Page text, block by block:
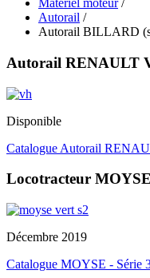
Matériel moteur/
Autorail /
Autorail BILLARD
Autorail RENAULT
Disponible
Catalogue Autorail
Locotracteur MOYSE
Décembre 2019
Catalogue MOYSE - Série